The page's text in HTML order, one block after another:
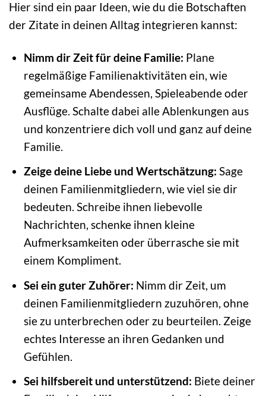
Hier sind ein paar Ideen, wie du die Botschaften
der Zitate in deinen Alltag integrieren kannst:
Nimm dir Zeit für deine Familie: Plane
regelmäßige Familienaktivitäten ein, wie
gemeinsame Abendessen, Spieleabende oder
Ausflüge. Schalte dabei alle Ablenkungen aus
und konzentriere dich voll und ganz auf deine
Familie.
Zeige deine Liebe und Wertschätzung: Sage
deinen Familienmitgliedern, wie viel sie dir
bedeuten. Schreibe ihnen liebevolle
Nachrichten, schenke ihnen kleine
Aufmerksamkeiten oder überrasche sie mit
einem Kompliment.
Sei ein guter Zuhörer: Nimm dir Zeit, um
deinen Familienmitgliedern zuzuhören, ohne
sie zu unterbrechen oder zu beurteilen. Zeige
echtes Interesse an ihren Gedanken und
Gefühlen.
Sei hilfsbereit und unterstützend: Biete deiner